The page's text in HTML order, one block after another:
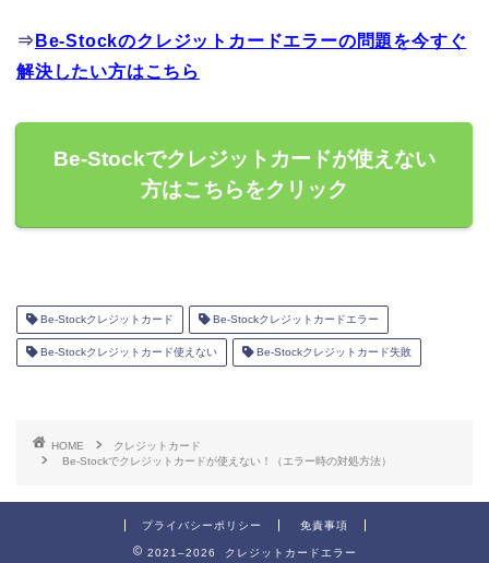
⇒ Be-Stockのクレジットカードエラーの問題を今すぐ
解決したい方はこちら
Be-Stockでクレジットカードが使えない
方はこちらをクリック
Be-Stockクレジットカード Be-Stockクレジットカードエラー
Be-Stockクレジットカード使えない Be-Stockクレジットカード失敗
HOME
クレジットカード
Be-Stockでクレジットカードが使えない！（エラー時の対処方法）
プライバシーポリシー 免責事項
2021–2026 クレジットカードエラー